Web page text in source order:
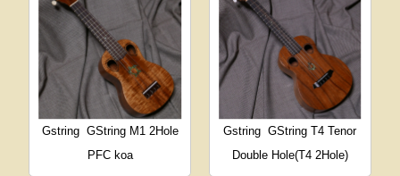
Gstring GString M1 2Hole
PFC koa
Gstring GString T4 Tenor
Double Hole(T4 2Hole)